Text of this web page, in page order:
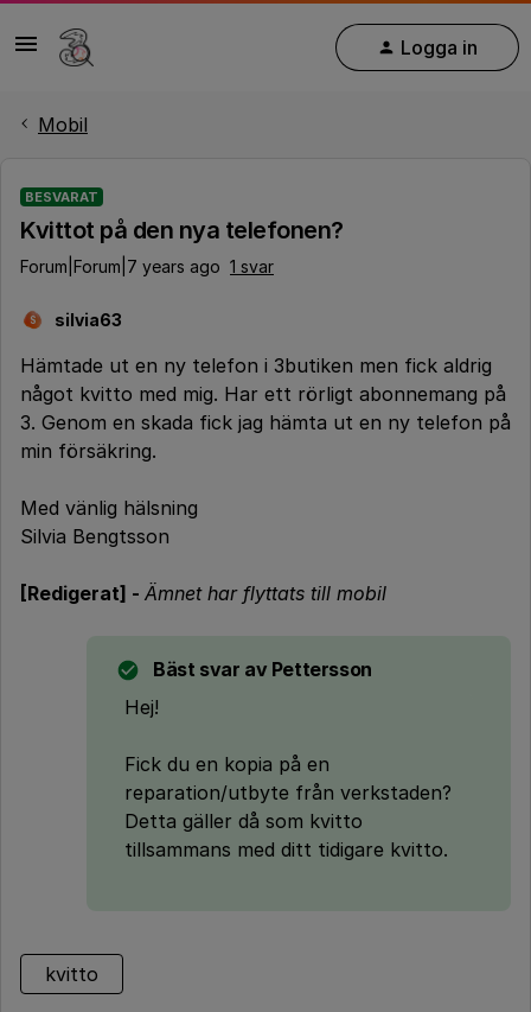
Logga in
Mobil
BESVARAT
Kvittot på den nya telefonen?
Forum|Forum|7 years ago 1 svar
S silvia63
Hämtade ut en ny telefon i 3butiken men fick aldrig
något kvitto med mig. Har ett rörligt abonnemang på
3. Genom en skada fick jag hämta ut en ny telefon på
min försäkring.
Med vänlig hälsning
Silvia Bengtsson
[Redigerat] - Ämnet har flyttats till mobil
Bäst svar av Pettersson
Hej!
Fick du en kopia på en
reparation/utbyte från verkstaden?
Detta gäller då som kvitto
tillsammans med ditt tidigare kvitto.
kvitto